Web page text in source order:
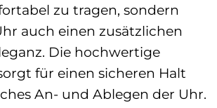
zu tragen, sondern
auch einen zusätzlichen
Die hochwertige
für einen sicheren Halt
An- und Ablegen der Uhr.